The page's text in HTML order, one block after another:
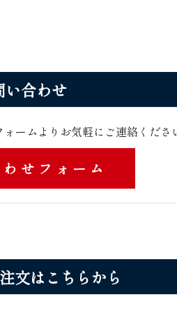
い 合 わ せ
ームよりお気軽にご連絡くださ
せフォーム
はこ ち ら か ら